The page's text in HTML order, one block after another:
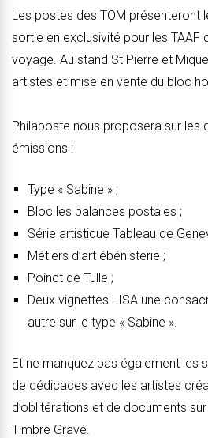
Les postes des TOM présenteront
sortie en exclusivité pour les TAAF
voyage. Au stand St Pierre et
artistes et mise en vente du bloc
Philaposte nous proposera sur les
émissions :
Type « Sabine » ;
Bloc les balances postales ;
Série artistique Tableau de
Métiers d’art ébénisterie ;
Poinct de Tulle ;
Deux vignettes LISA une
autre sur le type « Sabine ».
Et ne manquez pas également les
de dédicaces avec les artistes
d’oblitérations et de documents sur
Timbre Gravé.